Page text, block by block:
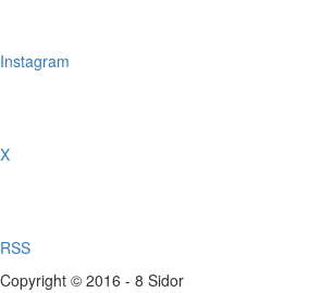
Instagram
X
RSS
Copyright © 2016 - 8 Sidor